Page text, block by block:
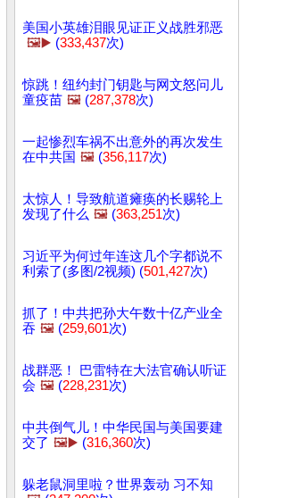
美国小英雄泪眼见证正义战胜邪恶
🖼️▶️ (333,437次)
惊跳！纽约封门钥匙与网文怒问儿
童疫苗 🖼️ (287,378次)
一起惨烈车祸不出意外的再次发生
在中共国 🖼️ (356,117次)
太惊人！导致航道瘫痪的长赐轮上
发现了什么 🖼️ (363,251次)
习近平为何过年连这几个字都说不
利索了(多图/2视频) (501,427次)
抓了！中共把孙大午数十亿产业全
吞 🖼️ (259,601次)
战群恶！ 巴雷特在大法官确认听证
会 🖼️ (228,231次)
中共倒气儿！中华民国与美国要建
交了 🖼️▶️ (316,360次)
躲老鼠洞里啦？世界轰动 习不知